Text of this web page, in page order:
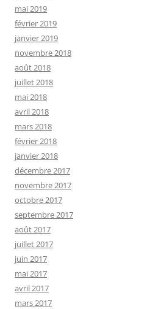
mai 2019
février 2019
janvier 2019
novembre 2018
août 2018
juillet 2018
mai 2018
avril 2018
mars 2018
février 2018
janvier 2018
décembre 2017
novembre 2017
octobre 2017
septembre 2017
août 2017
juillet 2017
juin 2017
mai 2017
avril 2017
mars 2017